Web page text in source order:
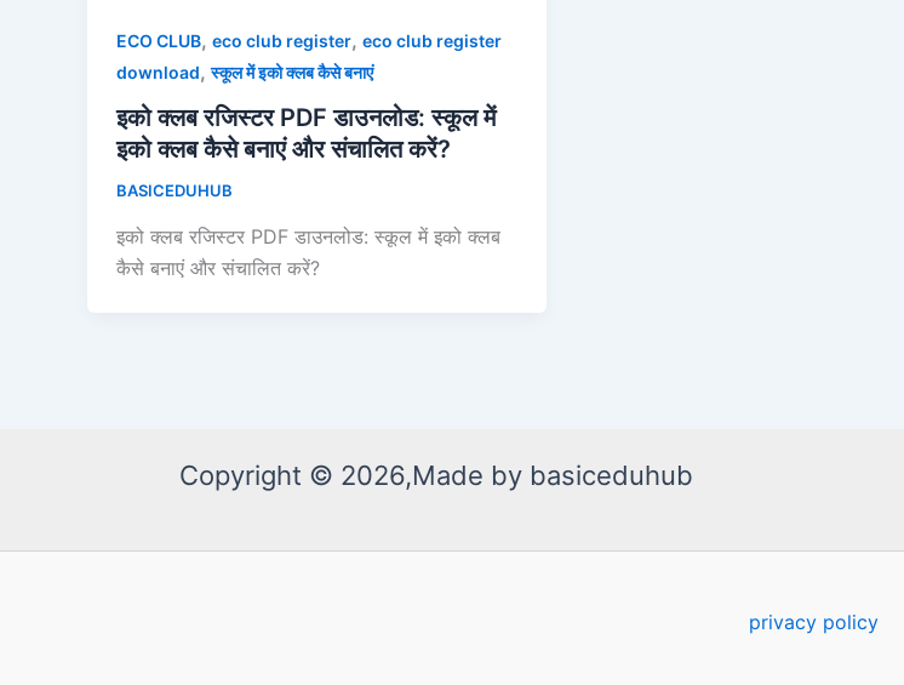
ECO CLUB, eco club register, eco club register
download,स्कूल में इको क्लब कैसे बनाएं
इको क्लब रजिस्टर PDF डाउनलोड: स्कूल में
इको क्लब कैसे बनाएं और संचालित करें?
BASICEDUHUB
इको क्लब रजिस्टर PDF डाउनलोड: स्कूल में इको क्लब
कैसे बनाएं और संचालित करें?
Copyright © 2026,Made by basiceduhub
privacy policy